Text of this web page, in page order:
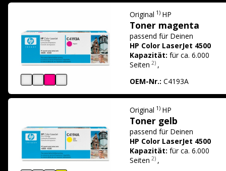
Original 1) HP
Toner magenta
passend für Deinen
HP Color LaserJet 4500
Kapazität: für ca. 6.000
Seiten 2) ,
OEM-Nr.: C4193A
Original 1) HP
Toner gelb
passend für Deinen
HP Color LaserJet 4500
Kapazität: für ca. 6.000
Seiten 2) ,